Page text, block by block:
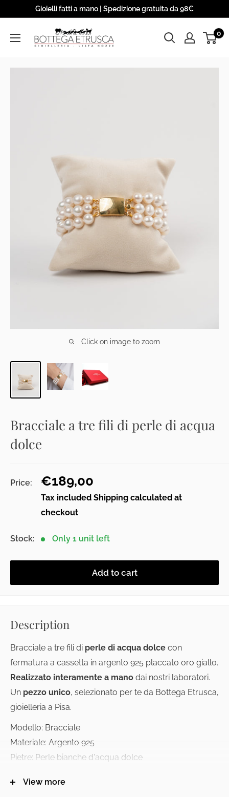
content
Gioielli fatti a mano | Spedizione gratuita da 98€
Bottega
Etrusca
0
Click on image to zoom
Bracciale a tre fili di perle di acqua
dolce
Price:
Sale
price
€189,00
Tax included Shipping calculated at
checkout
Stock: Only 1 unit left
Add to cart
Description
Bracciale a tre fili di perle di acqua dolce con
fermatura a cassetta in argento 925 placcato oro giallo.
Realizzato interamente a mano dai nostri laboratori.
Un pezzo unico, selezionato per te da Bottega Etrusca,
gioielleria a Pisa.
Modello: Bracciale
Materiale: Argento 925
Pietre: Perle bianche d'acqua dolce
Lunghezza totale del bracciale: 19 cm
View more